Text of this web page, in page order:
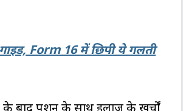
Form 16 में छिपी ये गलती
के बाद पेंशन के साथ इलाज के खर्चों